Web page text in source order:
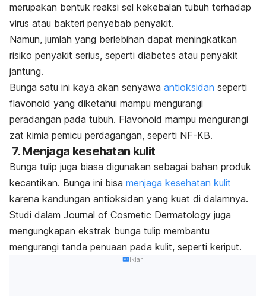
merupakan bentuk reaksi sel kekebalan tubuh terhadap
virus atau bakteri penyebab penyakit.
Namun, jumlah yang berlebihan dapat meningkatkan
risiko penyakit serius, seperti diabetes atau penyakit
jantung.
Bunga satu ini kaya akan senyawa antioksidan seperti
flavonoid yang diketahui mampu mengurangi
peradangan pada tubuh. Flavonoid mampu mengurangi
zat kimia pemicu perdagangan, seperti NF-KB.
7. Menjaga kesehatan kulit
Bunga tulip juga biasa digunakan sebagai bahan produk
kecantikan. Bunga ini bisa menjaga kesehatan kulit
karena kandungan antioksidan yang kuat di dalamnya.
Studi dalam Journal of Cosmetic Dermatology juga
mengungkapan ekstrak bunga tulip membantu
mengurangi tanda penuaan pada kulit, seperti keriput.
Iklan